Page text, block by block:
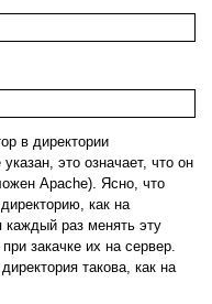
в директории
указан, это означает, что он
Apache). Ясно, что
как на
раз менять эту
закачке их на сервер.
такова, как на